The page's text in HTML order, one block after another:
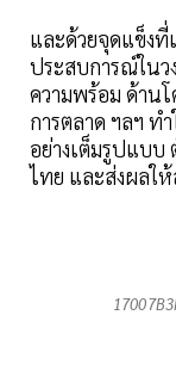
และด้วยจุดแข็งที่
ประสบการณ์ในว
ความพร้อม ด้านโ
การตลาด ฯลฯ ท
อย่างเต็มรูปแบบ
ไทย และส่งผลใ